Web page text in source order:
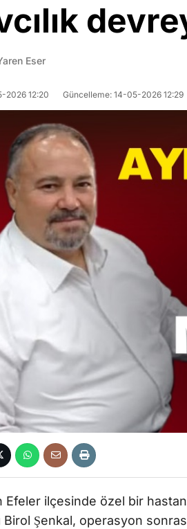
Eser
2026 12:20 Güncelleme: 14-05-2026 12:29
Efeler ilçesinde özel bir
Birol Şenkal, operasyon